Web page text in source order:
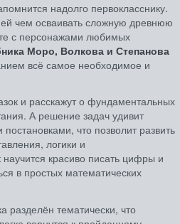
надолго первокласснику.
чем осваивать сложную древнюю
с персонажами любимых
Моро, Волкова и Степанова
всё самое необходимое и
и расскажут о фундаментальных
А решение задач удивит
что позволит развить
логики и
красиво писать цифры и
в простых математических
разделён тематически, что